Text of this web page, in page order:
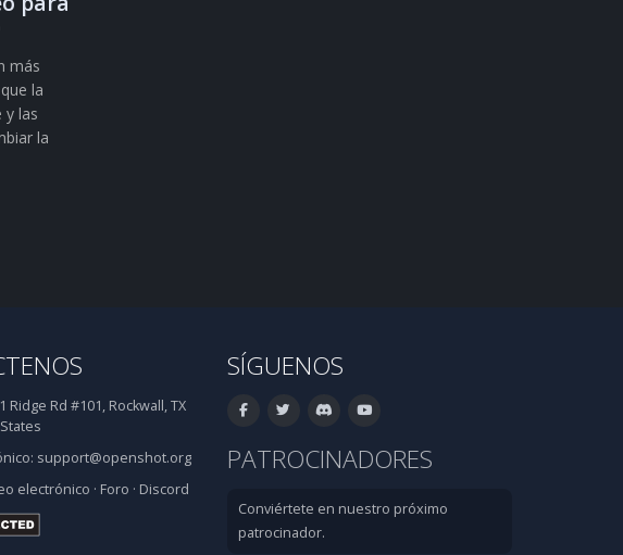
más
la
y las
la
Ridge Rd #101, Rockwall, TX
support@openshot.org
electrónico · Foro · Discord
SÍGUENOS
PATROCINADORES
Conviértete en nuestro próximo
patrocinador.